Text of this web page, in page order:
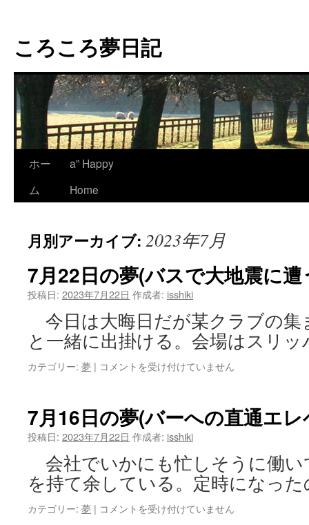
テ
ン
へ
ス
キ
ッ
プ
ころころ夢日記
ホー
ム
a” Happy
Home
月別アーカイブ: 2023年7月
7月22日の夢(バスで大地震に遭
投稿日: 2023年7月22日 作成者: isshiki
今日は大晦日だが某クラブの集
と一緒に出掛ける。会場はスリ
カテゴリー: 夢 | 7
の
夢
ス
で
大
地
震
コメントを受け付けていません
7月16日の夢(バーへの直通エ
投稿日: 2023年7月22日 作成者: isshiki
会社でいかにも忙しそうに働い
を持て余している。定時になっ
カテゴリー: 夢 | 7
コメントを受け付けていません